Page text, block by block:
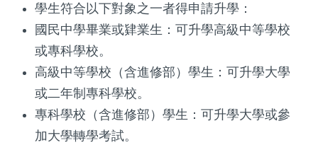
學生符合以下對象之一者得申請升學：
國民中學畢業或肄業生：可升學高級中等學校
或專科學校。
高級中等學校（含進修部）學生：可升學大學
或二年制專科學校。
專科學校（含進修部）學生：可升學大學或參
加大學轉學考試。